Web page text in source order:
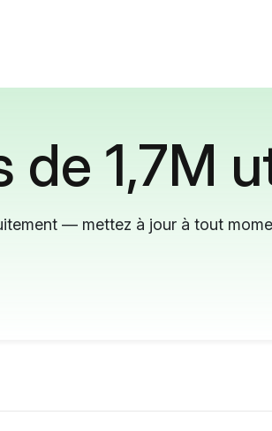
de 1,7M
— mettez à jour à tout